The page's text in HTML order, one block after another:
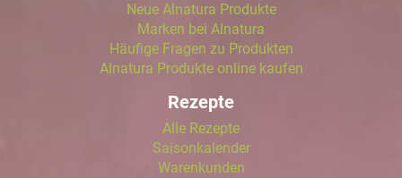
Neue Alnatura Produkte
Marken bei Alnatura
Häufige Fragen zu Produkten
Alnatura Produkte online kaufen
Rezepte
Alle Rezepte
Saisonkalender
Warenkunden